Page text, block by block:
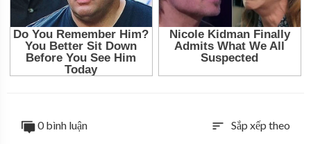
0 bình luận sort Sắp xếp theo